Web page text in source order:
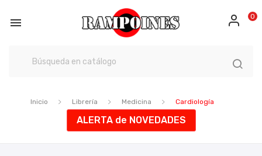
 0
Inicio Librería Medicina Cardiología
ALERTA de NOVEDADES